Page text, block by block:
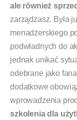
ale również
zarządzasz. Była
menadżerskiego
podwładnych do
jednak unikać
odebrane jako
dodatkowe
wprowadzenia
szkolenia dla